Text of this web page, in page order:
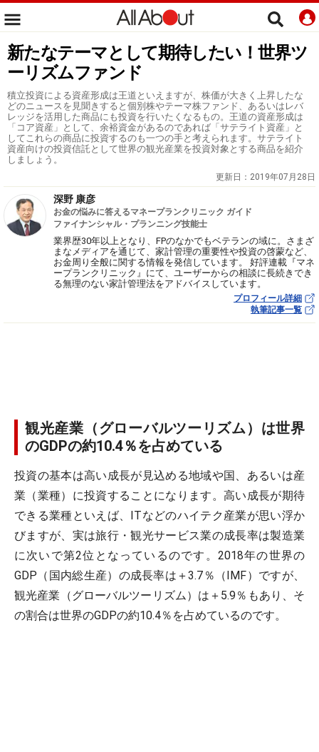
新たなテーマとして期待したい！世界ツ
ーリズムファンド
積立投資による資産形成は王道といえますが、株価が大きく上昇したな
どのニュースを見聞きすると個別株やテーマ株ファンド、あるいはレバ
レッジを活用した商品にも投資を行いたくなるもの。王道の資産形成は
「コア資産」として、余裕資金があるのであれば「サテライト資産」と
してこれらの商品に投資するのも一つの手と考えられます。サテライト
資産向けの投資信託として世界の観光産業を投資対象とする商品を紹介
しましょう。
更新日： 2019年07月28日
深野 康彦
お金の悩みに答えるマネープランクリニック ガイド
ファイナンシャル・プランニング技能士
業界歴30年以上となり、FPのなかでもベテランの域に。さまざ
まなメディアを通じて、家計管理の重要性や投資の啓蒙など、
お金周り全般に関する情報を発信しています。 好評連載『マネ
ープランクリニック』にて、ユーザーからの相談に長続きでき
る無理のない家計管理法をアドバイスしています。
プロフィール詳細
執筆記事一覧
観光産業（グローバルツーリズム）は世界
のGDPの約10.4％を占めている
投資の基本は高い成長が見込める地域や国、あるいは産
業（業種）に投資することになります。高い成長が期待
できる業種といえば、ITなどのハイテク産業が思い浮か
びますが、実は旅行・観光サービス業の成長率は製造業
に次いで第2位となっているのです。2018年の世界の
GDP（国内総生産）の成長率は＋3.7％（IMF）ですが、
観光産業（グローバルツーリズム）は＋5.9％もあり、そ
の割合は世界のGDPの約10.4％を占めているのです。